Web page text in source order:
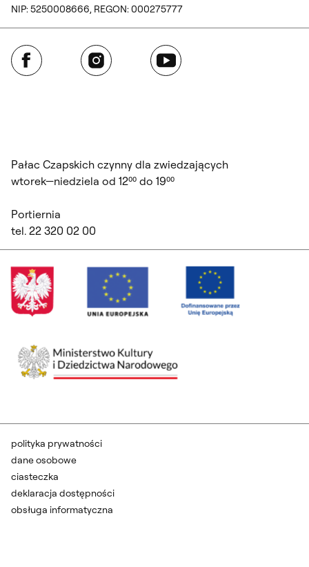
NIP: 5250008666, REGON: 000275777
Facebook Instagram YouTube
Pałac Czapskich czynny dla zwiedzających
wtorek—niedziela od 12⁰⁰ do 19⁰⁰
Portiernia
tel. 22 320 02 00
polityka prywatności
dane osobowe
ciasteczka
deklaracja dostępności
obsługa informatyczna